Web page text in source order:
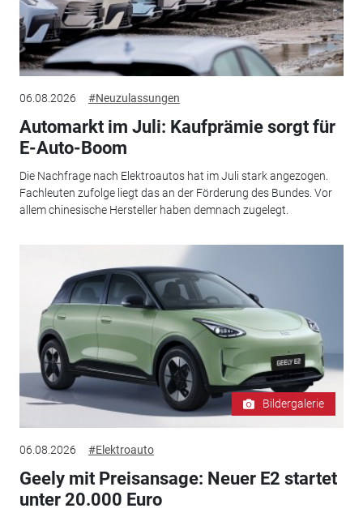
06.08.2026 #Neuzulassungen
Automarkt im Juli: Kaufprämie sorgt für
E-Auto-Boom
Die Nachfrage nach Elektroautos hat im Juli stark angezogen.
Fachleuten zufolge liegt das an der Förderung des Bundes. Vor
allem chinesische Hersteller haben demnach zugelegt.
Bildergalerie
06.08.2026 #Elektroauto
Geely mit Preisansage: Neuer E2 startet
unter 20.000 Euro